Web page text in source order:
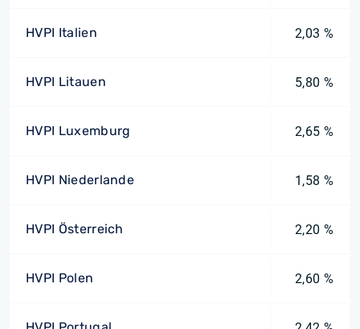
HVPI Italien 2,03 %
HVPI Litauen 5,80 %
HVPI Luxemburg 2,65 %
HVPI Niederlande 1,58 %
HVPI Österreich 2,20 %
HVPI Polen 2,60 %